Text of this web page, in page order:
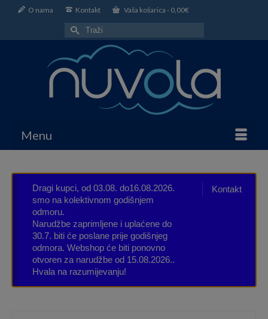
O nama Kontakt Vaša košarica - 0,00€
Search
for:
Menu
Kontakt
Dragi kupci, od 03.08. do16.08.2026.
smo na kolektivnom godišnjem
odmoru.
Narudžbe zaprimljene i uplaćene do
30.7. biti će poslane prije godišnjeg
odmora. Webshop će biti ponovno
otvoren za narudžbe od 15.08.2026..
Hvala na razumijevanju!